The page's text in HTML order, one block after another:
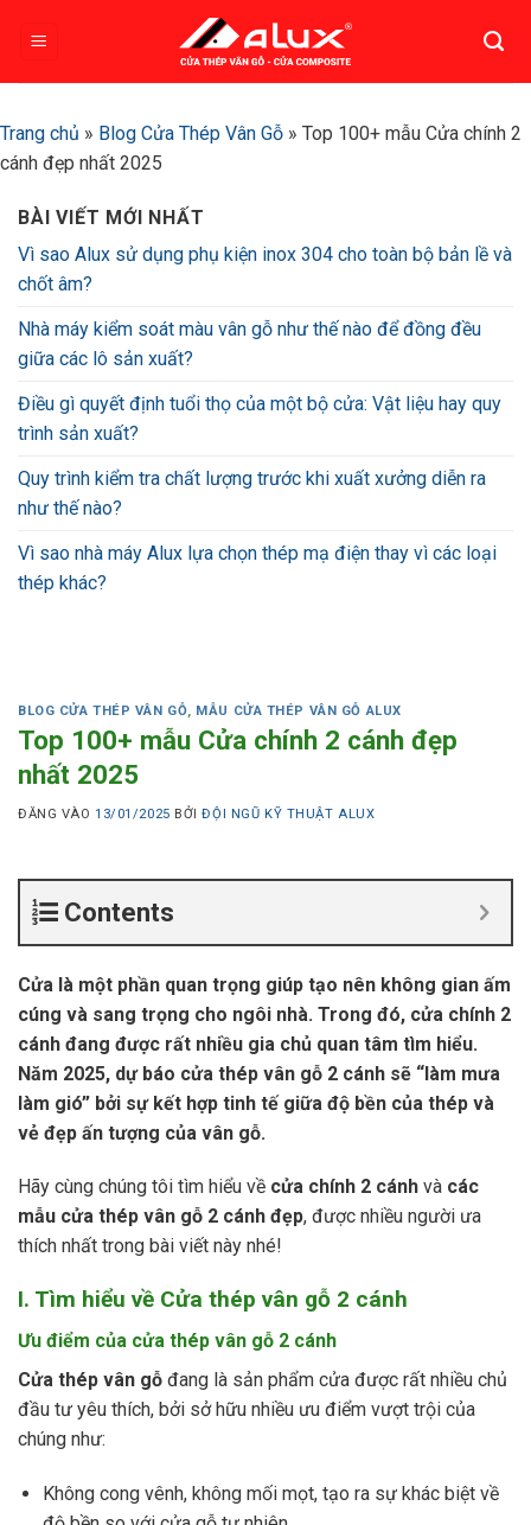
Trang chủ » Blog Cửa Thép Vân Gỗ » Top 100+ mẫu Cửa chính 2
cánh đẹp nhất 2025
BÀI VIẾT MỚI NHẤT
Vì sao Alux sử dụng phụ kiện inox 304 cho toàn bộ bản lề và
chốt âm?
Nhà máy kiểm soát màu vân gỗ như thế nào để đồng đều
giữa các lô sản xuất?
Điều gì quyết định tuổi thọ của một bộ cửa: Vật liệu hay quy
trình sản xuất?
Quy trình kiểm tra chất lượng trước khi xuất xưởng diễn ra
như thế nào?
Vì sao nhà máy Alux lựa chọn thép mạ điện thay vì các loại
thép khác?
BLOG CỬA THÉP VÂN GỖ, MẪU CỬA THÉP VÂN GỖ ALUX
Top 100+ mẫu Cửa chính 2 cánh đẹp
nhất 2025
ĐĂNG VÀO13/01/2025 BỞIĐỘI NGŨ KỸ THUẬT ALUX
Contents
Cửa là một phần quan trọng giúp tạo nên không gian ấm
cúng và sang trọng cho ngôi nhà. Trong đó, cửa chính 2
cánh đang được rất nhiều gia chủ quan tâm tìm hiểu.
Năm 2025, dự báo cửa thép vân gỗ 2 cánh sẽ “làm mưa
làm gió” bởi sự kết hợp tinh tế giữa độ bền của thép và
vẻ đẹp ấn tượng của vân gỗ.
Hãy cùng chúng tôi tìm hiểu về cửa chính 2 cánh và các
mẫu cửa thép vân gỗ 2 cánh đẹp, được nhiều người ưa
thích nhất trong bài viết này nhé!
I. Tìm hiểu về Cửa thép vân gỗ 2 cánh
Ưu điểm của cửa thép vân gỗ 2 cánh
Cửa thép vân gỗ đang là sản phẩm cửa được rất nhiều chủ
đầu tư yêu thích, bởi sở hữu nhiều ưu điểm vượt trội của
chúng như:
Không cong vênh, không mối mọt, tạo ra sự khác biệt về